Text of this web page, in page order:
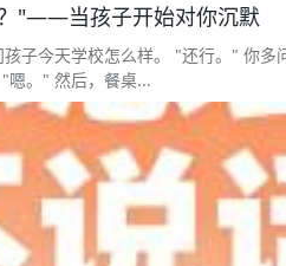
"——当孩子开始对你沉默
子今天学校怎么样。 "还行。" 你
嗯。" 然后，餐桌...